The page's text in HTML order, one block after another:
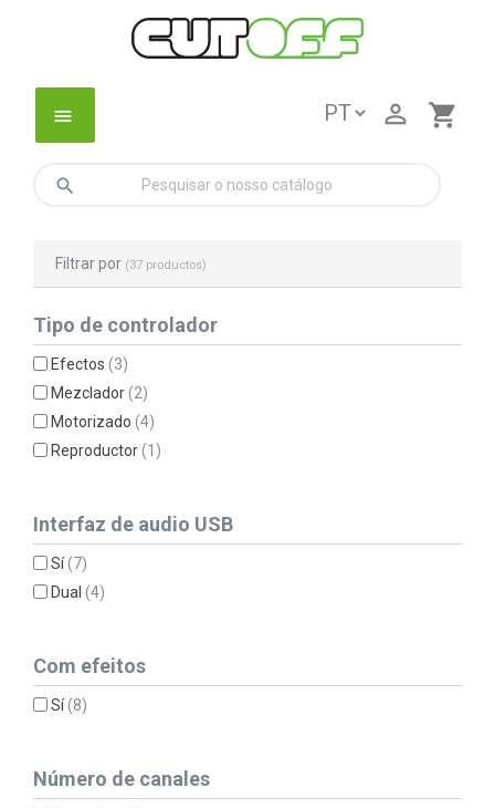
menu shopping_cart

search
Filtrar por (37 productos)
Tipo de controlador
Efectos(3)
Mezclador(2)
Motorizado(4)
Reproductor(1)
Interfaz de audio USB
Sí(7)
Dual(4)
Com efeitos
Sí(8)
Número de canales